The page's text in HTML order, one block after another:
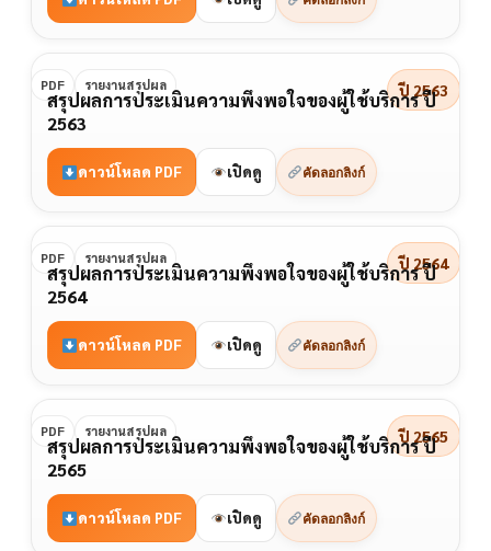
PDF รายงานสรุปผล ปี 2563
สรุปผลการประเมินความพึงพอใจของผู้ใช้บริการ ปี
2563
ดาวน์โหลด PDF เปิดดู คัดลอกลิงก์
PDF รายงานสรุปผล ปี 2564
สรุปผลการประเมินความพึงพอใจของผู้ใช้บริการ ปี
2564
ดาวน์โหลด PDF เปิดดู คัดลอกลิงก์
PDF รายงานสรุปผล ปี 2565
สรุปผลการประเมินความพึงพอใจของผู้ใช้บริการ ปี
2565
ดาวน์โหลด PDF เปิดดู คัดลอกลิงก์